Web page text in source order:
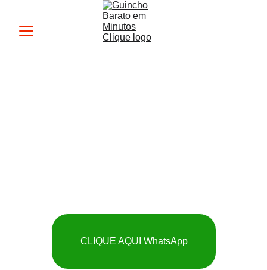
CLIQUE AQUI WhatsApp